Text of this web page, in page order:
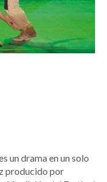
un drama en un solo
producido por